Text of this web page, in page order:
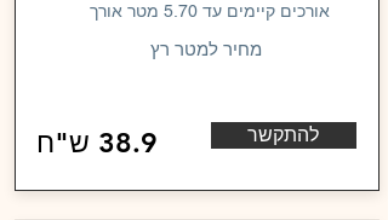
אורכים קיימים עד 5.70 מטר אורך
מחיר למטר רץ
38.9 ש"ח להתקשר